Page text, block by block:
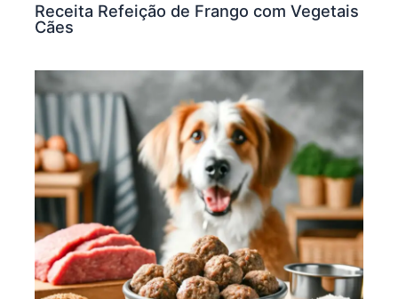
Receita Refeição de Frango com Vegetais
Cães